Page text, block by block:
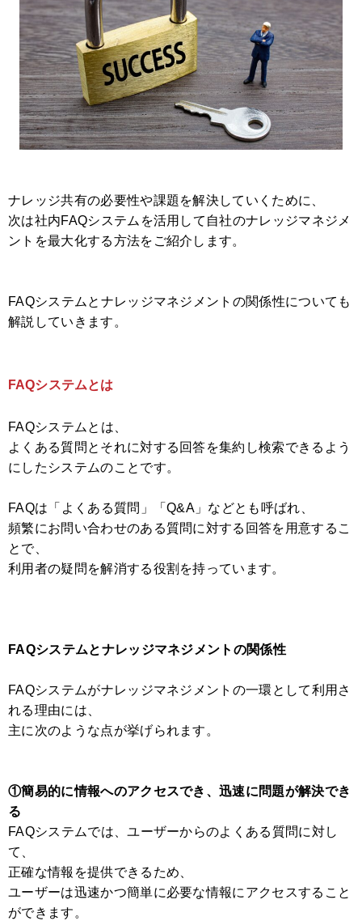
ナレッジ共有の必要性や課題を解決していくために、
次は社内FAQシステムを活用して自社のナレッジマネジメ
ントを最大化する方法をご紹介します。
FAQシステムとナレッジマネジメントの関係性についても
解説していきます。
FAQシステムとは
FAQシステムとは、
よくある質問とそれに対する回答を集約し検索できるよう
にしたシステムのことです。
FAQは「よくある質問」「Q&A」などとも呼ばれ、
頻繁にお問い合わせのある質問に対する回答を用意するこ
とで、
利用者の疑問を解消する役割を持っています。
FAQシステムとナレッジマネジメントの関係性
FAQシステムがナレッジマネジメントの一環として利用さ
れる理由には、
主に次のような点が挙げられます。
①簡易的に情報へのアクセスでき、迅速に問題が解決でき
る
FAQシステムでは、ユーザーからのよくある質問に対し
て、
正確な情報を提供できるため、
ユーザーは迅速かつ簡単に必要な情報にアクセスすること
ができます。